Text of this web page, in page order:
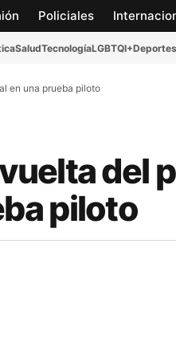
Policiales
SaludTecnologíaLGBTQI+Deportes
en una prueba piloto
del
piloto